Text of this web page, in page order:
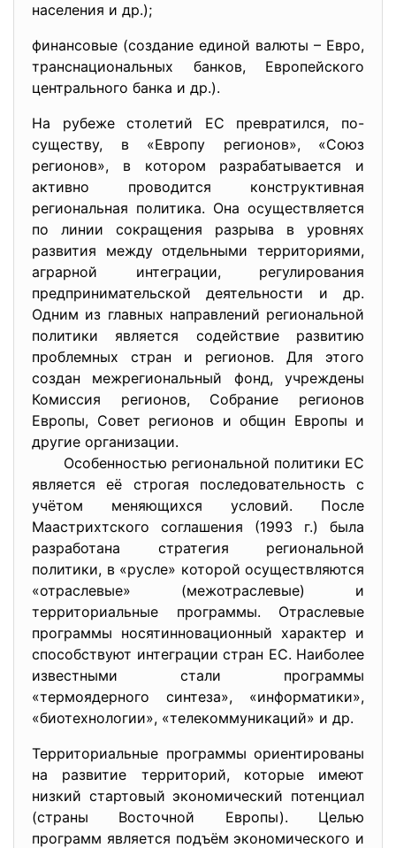
населения и др.);
финансовые (создание единой валюты – Евро,
транснациональных банков, Европейского
центрального банка и др.).
На рубеже столетий ЕС превратился, по-
существу, в «Европу регионов», «Союз
регионов», в котором разрабатывается и
активно проводится конструктивная
региональная политика. Она осуществляется
по линии сокращения разрыва в уровнях
развития между отдельными территориями,
аграрной интеграции, регулирования
предпринимательской деятельности и др.
Одним из главных направлений региональной
политики является содействие развитию
проблемных стран и регионов. Для этого
создан межрегиональный фонд, учреждены
Комиссия регионов, Собрание регионов
Европы, Совет регионов и общин Европы и
другие организации.
Особенностью региональной политики ЕС
является её строгая последовательность с
учётом меняющихся условий. После
Маастрихтского соглашения (1993 г.) была
разработана стратегия региональной
политики, в «русле» которой осуществляются
«отраслевые» (межотраслевые) и
территориальные программы. Отраслевые
программы носятинновационный характер и
способствуют интеграции стран ЕС. Наиболее
известными стали программы
«термоядерного синтеза», «информатики»,
«биотехнологии», «телекоммуникаций» и др.
Территориальные программы ориентированы
на развитие территорий, которые имеют
низкий стартовый экономический потенциал
(страны Восточной Европы). Целью
программ является подъём экономического и